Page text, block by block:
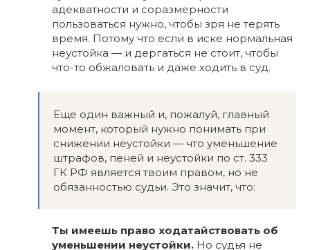
адекватности и соразмерности
пользоваться нужно, чтобы зря не терять
время. Потому что если в иске нормальная
неустойка — и дергаться не стоит, чтобы
что-то обжаловать и даже ходить в суд.
Еще один важный и, пожалуй, главный
момент, который нужно понимать при
снижении неустойки — что уменьшение
штрафов, пеней и неустойки по ст. 333
ГК РФ является твоим правом, но не
обязанностью судьи. Это значит, что:
Ты имеешь право ходатайствовать об
уменьшении неустойки. Но судья не